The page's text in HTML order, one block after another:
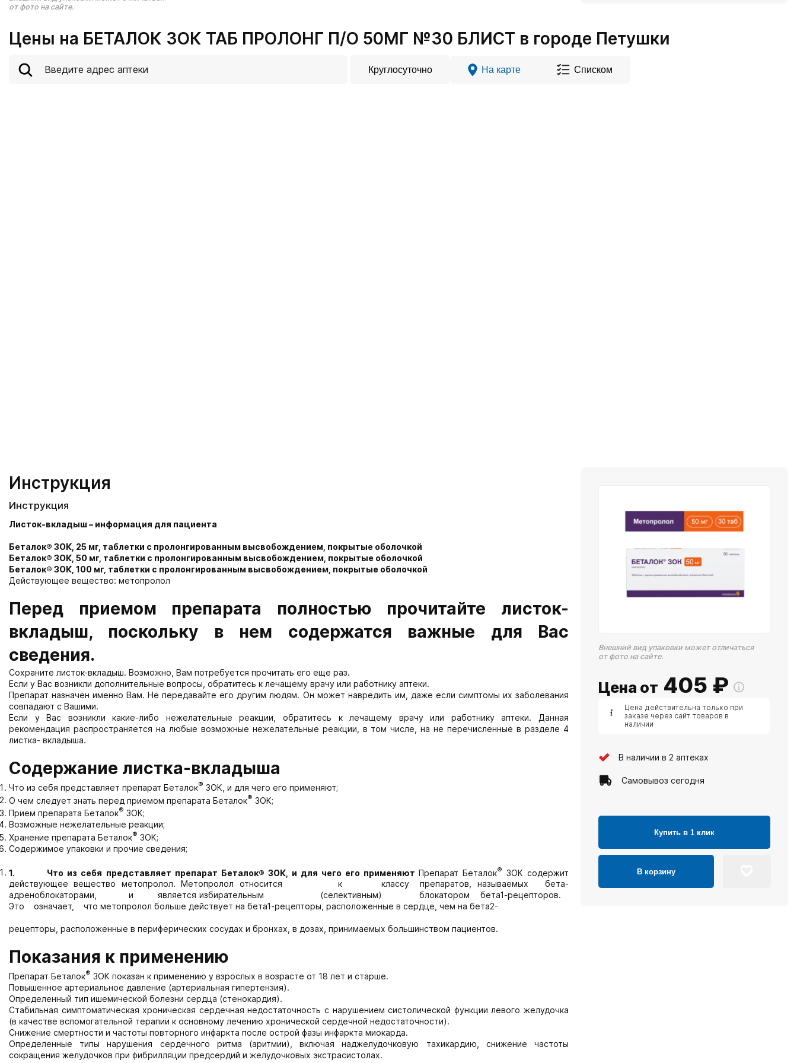
от фото на сайте.
Цены на БЕТАЛОК ЗОК ТАБ ПРОЛОНГ П/О 50МГ №30 БЛИСТ в городе Петушки
Круглосуточно На карте Списком
Инструкция
Инструкция
Листок-вкладыш – информация для пациента
Беталок® ЗОК, 25 мг, таблетки с пролонгированным высвобождением, покрытые оболочкой
Беталок® ЗОК, 50 мг, таблетки с пролонгированным высвобождением, покрытые оболочкой
Беталок® ЗОК, 100 мг, таблетки с пролонгированным высвобождением, покрытые оболочкой
Действующее вещество: метопролол
Перед приемом препарата полностью прочитайте листок-
вкладыш, поскольку в нем содержатся важные для Вас
сведения.
Сохраните листок-вкладыш. Возможно, Вам потребуется прочитать его еще раз.
Если у Вас возникли дополнительные вопросы, обратитесь к лечащему врачу или работнику аптеки.
Препарат назначен именно Вам. Не передавайте его другим людям. Он может навредить им, даже если симптомы их заболевания
совпадают с Вашими.
Если у Вас возникли какие-либо нежелательные реакции, обратитесь к лечащему врачу или работнику аптеки. Данная
рекомендация распространяется на любые возможные нежелательные реакции, в том числе, на не перечисленные в разделе 4
листка- вкладыша.
Содержание листка-вкладыша
Что из себя представляет препарат Беталок® ЗОК, и для чего его применяют;
О чем следует знать перед приемом препарата Беталок® ЗОК;
Прием препарата Беталок® ЗОК;
Возможные нежелательные реакции;
Хранение препарата Беталок® ЗОК;
Содержимое упаковки и прочие сведения;
1. Что из себя представляет препарат Беталок® ЗОК, и для чего его применяют Препарат Беталок® ЗОК содержит
действующее вещество метопролол. Метопролол относится к классу препаратов, называемых бета-
адреноблокаторами, и является избирательным (селективным) блокатором бета1-рецепторов.
Это означает, что метопролол больше действует на бета1-рецепторы, расположенные в сердце, чем на бета2-
рецепторы, расположенные в периферических сосудах и бронхах, в дозах, принимаемых большинством пациентов.
Показания к применению
Препарат Беталок® ЗОК показан к применению у взрослых в возрасте от 18 лет и старше.
Повышенное артериальное давление (артериальная гипертензия).
Определенный тип ишемической болезни сердца (стенокардия).
Стабильная симптоматическая хроническая сердечная недостаточность с нарушением систолической функции левого желудочка
(в качестве вспомогательной терапии к основному лечению хронической сердечной недостаточности).
Снижение смертности и частоты повторного инфаркта после острой фазы инфаркта миокарда.
Определенные типы нарушения сердечного ритма (аритмии), включая наджелудочковую тахикардию, снижение частоты
сокращения желудочков при фибрилляции предсердий и желудочковых экстрасистолах.
Внешний вид упаковки может отличаться
от фото на сайте.
Цена от 405 ₽
Цена действительна только при
заказе через сайт товаров в
наличии
В наличии в 2 аптеках
Самовывоз сегодня
Купить в 1 клик
В корзину